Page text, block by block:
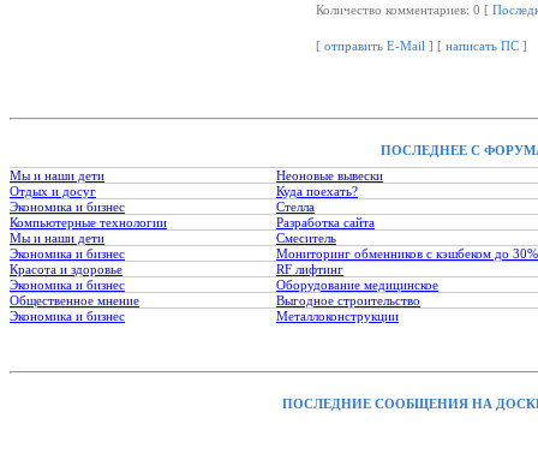
Количество комментариев: 0 [
[ отправить E-Mail ] [ написать ПС]
ПОСЛЕДНЕЕ С
Мы и наши дети
Неоновые вывески
Отдых и досуг
Куда поехать?
Экономика и бизнес
Стелла
Компьютерные технологии
Разработка сайта
Мы и наши дети
Смеситель
Экономика и бизнес
Мониторинг обменников с кэшбеком до 30%
Красота и здоровье
RF лифтинг
Экономика и бизнес
Оборудование медицинское
Общественное мнение
Выгодное строительство
Экономика и бизнес
Металлоконструкции
ПОСЛЕДНИЕ СООБЩЕНИЯ НА